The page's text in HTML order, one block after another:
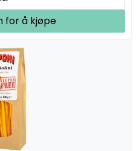
for å kjøpe